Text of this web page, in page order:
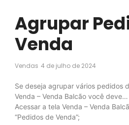
Agrupar
Venda
Vendas 4 de julho de 2024
Se deseja agrupar vários pedidos
Venda – Venda Balcão você deve…
Acessar a tela Venda – Venda
“Pedidos de Venda”;